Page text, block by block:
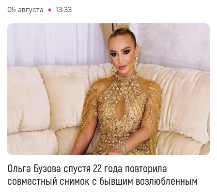
05 августа 13:33
Ольга Бузова спустя 22 года повторила
совместный снимок с бывшим возлюбленным